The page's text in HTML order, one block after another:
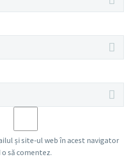
și site-ul web în acest navigator
să comentez.